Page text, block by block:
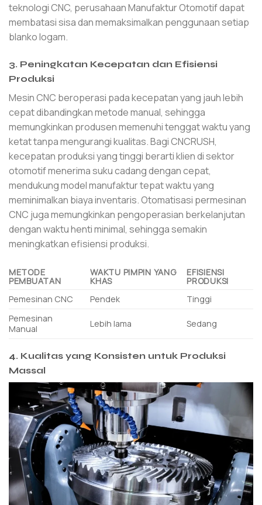
teknologi CNC, perusahaan Manufaktur Otomotif dapat
membatasi sisa dan memaksimalkan penggunaan setiap
blanko logam.
3. Peningkatan Kecepatan dan Efisiensi
Produksi
Mesin CNC beroperasi pada kecepatan yang jauh lebih
cepat dibandingkan metode manual, sehingga
memungkinkan produsen memenuhi tenggat waktu yang
ketat tanpa mengurangi kualitas. Bagi CNCRUSH,
kecepatan produksi yang tinggi berarti klien di sektor
otomotif menerima suku cadang dengan cepat,
mendukung model manufaktur tepat waktu yang
meminimalkan biaya inventaris. Otomatisasi permesinan
CNC juga memungkinkan pengoperasian berkelanjutan
dengan waktu henti minimal, sehingga semakin
meningkatkan efisiensi produksi.
METODE
PEMBUATAN
WAKTU PIMPIN YANG
KHAS
EFISIENSI
PRODUKSI
Pemesinan CNC
Pendek
Tinggi
Pemesinan
Manual
Lebih lama Sedang
4. Kualitas yang Konsisten untuk Produksi
Massal